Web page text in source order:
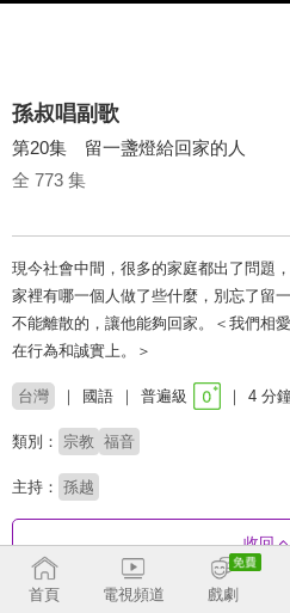
孫叔唱副歌
第20集 留一盞燈給回家的人
全 773 集
現今社會中間，很多的家庭都出了問題
家裡有哪一個人做了些什麼，別忘了留
不能離散的，讓他能夠回家。＜我們相
在行為和誠實上。＞
台灣 國語 普遍級 4 分
類別： 宗教 福音
主持： 孫越
收回
首頁 電視頻道 戲劇